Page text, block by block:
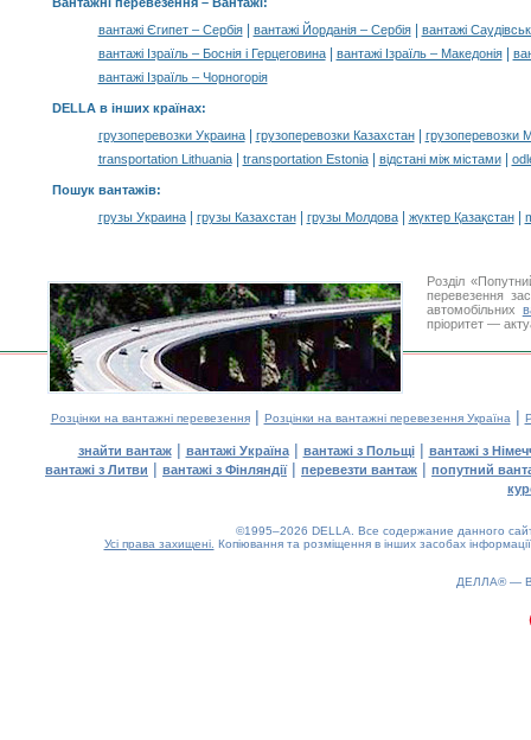
вантажі Єгипет – Сербія| вантажі Йорданія – Сербія|
вантажі
вантажі Ізраїль – Боснія і Герцеговина| вантажі Ізраїль – Македонія|
вантажі Ізраїль – Чорногорія
DELLA в інших країнах:
грузоперевозки Украина| грузоперевозки Казахстан|
грузоперевозки
transportation Lithuania| transportation Estonia| відстані між містами|
Пошук вантажів:
грузы Украина| грузы Казахстан| грузы Молдова| жүктер Қазақстан|
Розділ
перевезення
автомобільних
пріоритет —
Розцінки на вантажні перевезення| Розцінки на вантажні перевезення Україна |
знайти вантаж| вантажі Україна| вантажі з Польщі| вантажі з
вантажі з Литви | вантажі з Фінляндії| перевезти вантаж | попутний
©1995–2026 DELLA. Все содержание данного
Усі права захищені. Копіювання та розміщення в інших засобах
ДЕЛЛА® —